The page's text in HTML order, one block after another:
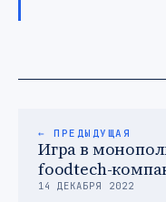
← ПРЕДЫДУЩАЯ
Игра в
foodtech-
14 ДЕКАБРЯ 2022